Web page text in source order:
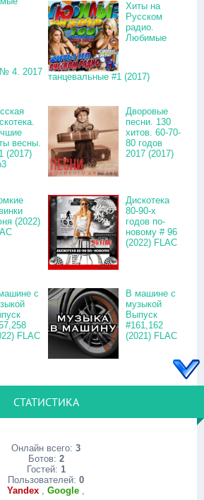
№ 4. 2017
Хиты на
Русском
радио.
Любимые
танцевальные #1 (2017)
весны.
(2017)
Дворовые
песни. 130
хитов. 60-70-
80 годов
2017 (2017)
(2022)
Дискотека
80-90-х
годов по-
новому # 96
(2022) FLAC
с
FLAC
В машине с
музыкой
Выпуск
#161,162
(2021) FLAC
СТАТИСТИКА
Онлайн всего: 3
Ботов: 2
Гостей: 1
Пользователей: 0
Yandex , Google ,